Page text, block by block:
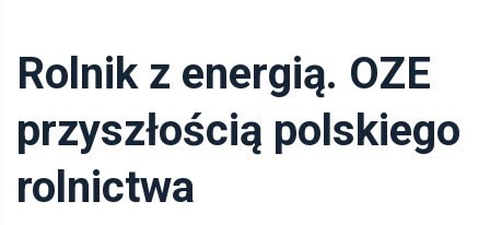
Rolnik z energią. OZE
przyszłością polskiego
rolnictwa